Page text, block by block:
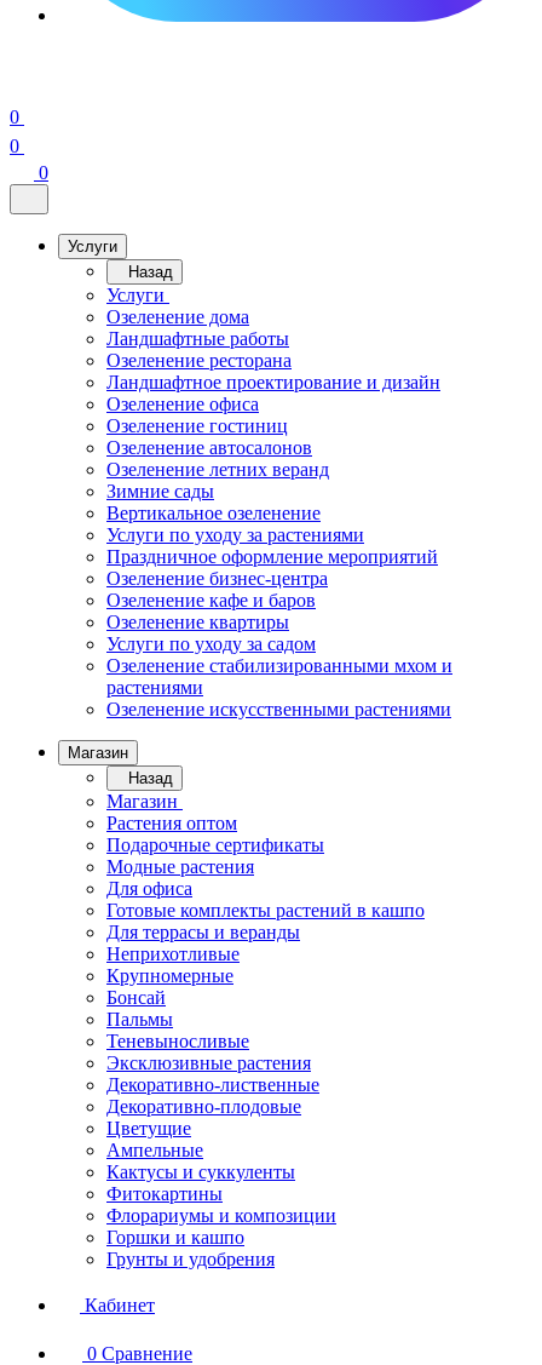
0
0
0
Услуги
Назад
Услуги
Озеленение дома
Ландшафтные работы
Озеленение ресторана
Ландшафтное проектирование и дизайн
Озеленение офиса
Озеленение гостиниц
Озеленение автосалонов
Озеленение летних веранд
Зимние сады
Вертикальное озеленение
Услуги по уходу за растениями
Праздничное оформление мероприятий
Озеленение бизнес-центра
Озеленение кафе и баров
Озеленение квартиры
Услуги по уходу за садом
Озеленение стабилизированными мхом и
растениями
Озеленение искусственными растениями
Магазин
Назад
Магазин
Растения оптом
Подарочные сертификаты
Модные растения
Для офиса
Готовые комплекты растений в кашпо
Для террасы и веранды
Неприхотливые
Крупномерные
Бонсай
Пальмы
Теневыносливые
Эксклюзивные растения
Декоративно-лиственные
Декоративно-плодовые
Цветущие
Ампельные
Кактусы и суккуленты
Фитокартины
Флорариумы и композиции
Горшки и кашпо
Грунты и удобрения
Кабинет
0 Сравнение